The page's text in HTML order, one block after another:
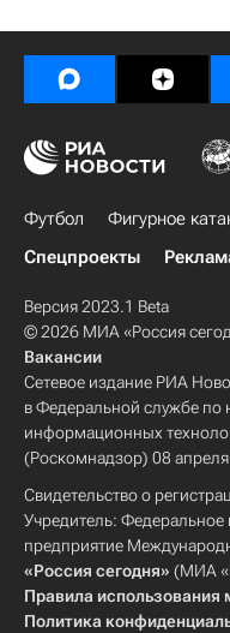
Футбол Фигурное
Спецпроекты
Версия 2023.1 Beta
© 2026 МИА «Россия
Вакансии
Сетевое издание РИА
в Федеральной службе по
информационных
(Роскомнадзор) 08
Свидетельство о
Учредитель: Федеральное
предприятие
«Россия сегодня» (МИА
Правила использования
Политика